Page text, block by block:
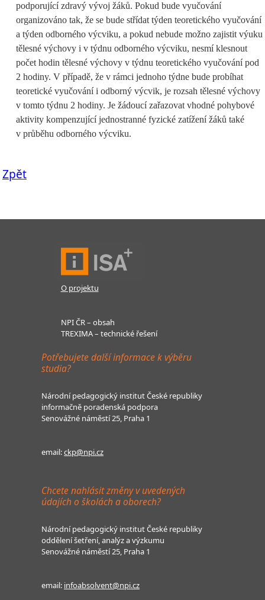
podporující zdravý vývoj žáků. Pokud bude vyučování
organizováno tak, že se bude střídat týden teoretického vyučování
a týden odborného výcviku, a pokud nebude možno zajistit výuku
tělesné výchovy i v týdnu odborného výcviku, nesmí klesnout
počet hodin tělesné výchovy v týdnu teoretického vyučování pod
2 hodiny. V případě, že v rámci jednoho týdne bude probíhat
teoretické vyučování i odborný výcvik, je rozsah tělesné výchovy
v tomto týdnu 2 hodiny. Je žádoucí zařazovat vhodné pohybové
aktivity kompenzující jednostranné fyzické zatížení žáků také
v průběhu odborného výcviku.
Zpět
O projektu
NPI ČR – obsah
TREXIMA – technické řešení
Potřebujete další informace k výběru
studia?
Národní pedagogický institut České republiky
informačně poradenská podpora
Senovážné náměstí 25, Praha 1
email:ckp@npi.cz
Chcete nahlásit změny v uvedených
údajích o školách a oborech?
Národní pedagogický institut České republiky
oddělení šetření, analýz a výzkumu
Senovážné náměstí 25, Praha 1
email: infoabsolvent@npi.cz